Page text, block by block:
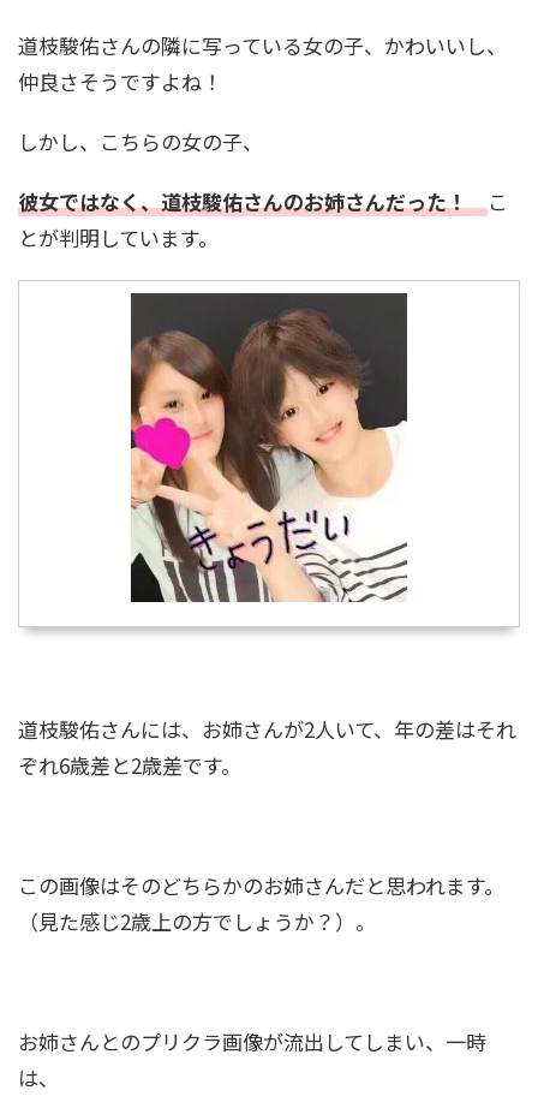
に千葉雄大や有名政治家も！
黒柳徹子の家系図と家族構成！お嬢様だった？
村雨辰剛(庭師)の経歴や年収は？造園会社も！個
中田花奈が目を二重整形！？変化が別人レベ
ル！画像比較で疑惑を検証
板垣李光人の美容法は？すっぴんが綺麗！美し
すぎる素顔画像と美肌の秘訣
道枝駿佑さんの隣に写っている女の子、かわいいし、
仲良さそうですよね！
しかし、こちらの女の子、
彼女ではなく、道枝駿佑さんのお姉さんだった！こ
とが判明しています。
道枝駿佑さんには、お姉さんが2人いて、年の差はそれ
ぞれ6歳差と2歳差です。
この画像はそのどちらかのお姉さんだと思われます。
（見た感じ2歳上の方でしょうか？）。
お姉さんとのプリクラ画像が流出してしまい、一時
は、